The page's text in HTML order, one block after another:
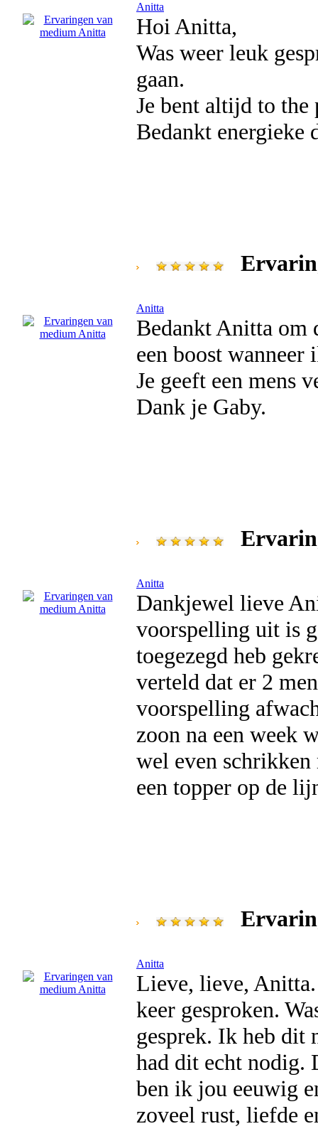
Anitta
Hoi Anitta,
Was weer leuk
gaan.
Je bent altijd to
Bedankt energieke
Anitta
Bedankt Anitta om
een boost wanneer
Je geeft een mens
Dank je Gaby.
Anitta
Dankjewel lieve
voorspelling uit is
toegezegd heb
verteld dat er 2
voorspelling
zoon na een week
wel even schrikken
een topper op de
Anitta
Lieve, lieve,
keer gesproken.
gesprek. Ik heb dit
had dit echt nodig.
ben ik jou eeuwig
zoveel rust, liefde